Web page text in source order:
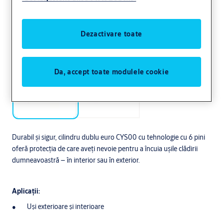
Durabil și sigur, cilindru dublu euro CYS00 cu tehnologie cu 6 pini
oferă protecția de care aveți nevoie pentru a încuia ușile clădirii
dumneavoastră – în interior sau în exterior.
Aplicații:
Uși exterioare și interioare
Dezactivare toate
Da, accept toate modulele cookie